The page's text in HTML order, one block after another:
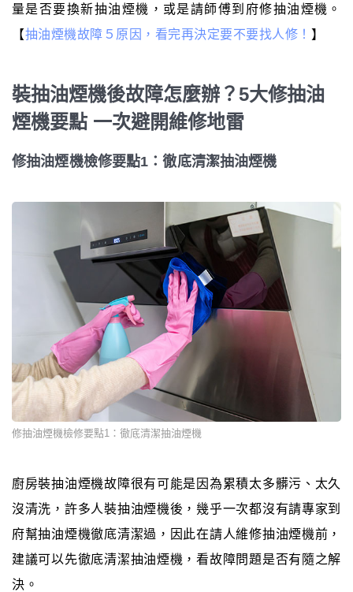
量是否要換新抽油煙機，或是請師傅到府修抽油煙機。
【抽油煙機故障５原因，看完再決定要不要找人修！ 】
裝抽油煙機後故障怎麼辦？5大修抽油
煙機要點 一次避開維修地雷
修抽油煙機檢修要點1：徹底清潔抽油煙機
修抽油煙機檢修要點1：徹底清潔抽油煙機
廚房裝抽油煙機故障很有可能是因為累積太多髒污、太久
沒清洗，許多人裝抽油煙機後，幾乎一次都沒有請專家到
府幫抽油煙機徹底清潔過，因此在請人維修抽油煙機前，
建議可以先徹底清潔抽油煙機，看故障問題是否有隨之解
決。